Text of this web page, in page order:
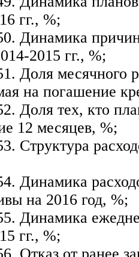
гг., %;
Динамика
2015 гг., %;
Доля месячного
на погашение
Доля тех, кто
12 месяцев, %;
Структура
Динамика
на 2016 год, %;
Динамика
гг., %;